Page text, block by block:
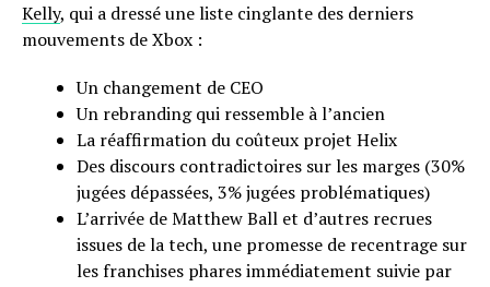
Kelly, qui a dressé une liste cinglante des derniers
mouvements de Xbox :
Un changement de CEO
Un rebranding qui ressemble à l’ancien
La réaffirmation du coûteux projet Helix
Des discours contradictoires sur les marges (30%
jugées dépassées, 3% jugées problématiques)
L’arrivée de Matthew Ball et d’autres recrues
issues de la tech, une promesse de recentrage sur
les franchises phares immédiatement suivie par